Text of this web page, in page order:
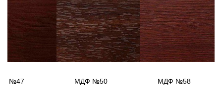
№47 МДФ №50 МДФ №58